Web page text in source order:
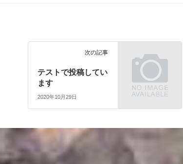
次の記事
テストで投稿してい
ます
2020年10月29日